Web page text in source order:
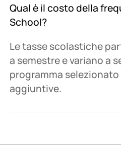
Qual è il costo della
School?
Le tasse scolastiche
a semestre e variano a
programma
aggiuntive.